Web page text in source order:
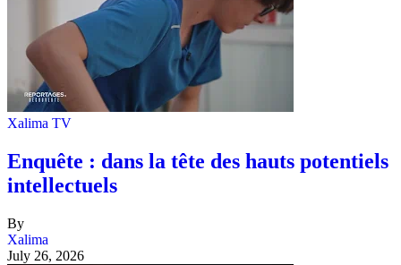
Xalima TV
Enquête : dans la tête des hauts potentiels
intellectuels
By
Xalima
July 26, 2026